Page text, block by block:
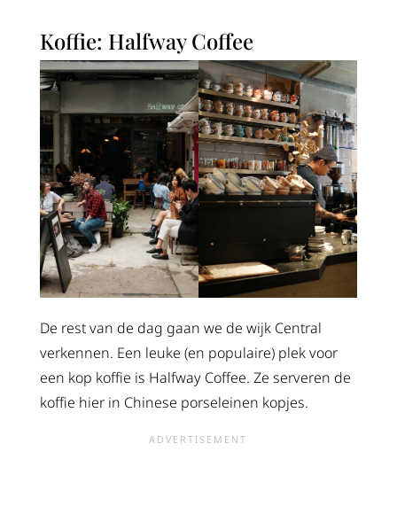
Koffie: Halfway Coffee
De rest van de dag gaan we de wijk Central
verkennen. Een leuke (en populaire) plek voor
een kop koffie is Halfway Coffee. Ze serveren de
koffie hier in Chinese porseleinen kopjes.